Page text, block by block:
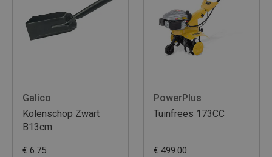
Galico
Kolenschop Zwart
B13cm
€ 6.75
PowerPlus
Tuinfrees 173CC
€ 499.00